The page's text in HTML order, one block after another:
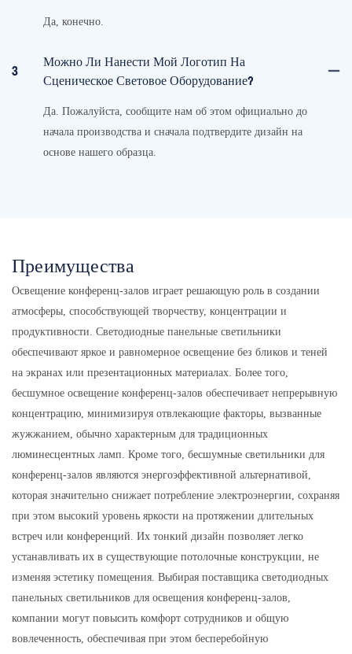
Да, конечно.
3
Можно Ли Нанести Мой Логотип На
Сценическое Световое Оборудование?
Да. Пожалуйста, сообщите нам об этом официально до
начала производства и сначала подтвердите дизайн на
основе нашего образца.
Преимущества
Освещение конференц-залов играет решающую роль в создании
атмосферы, способствующей творчеству, концентрации и
продуктивности. Светодиодные панельные светильники
обеспечивают яркое и равномерное освещение без бликов и теней
на экранах или презентационных материалах. Более того,
бесшумное освещение конференц-залов обеспечивает непрерывную
концентрацию, минимизируя отвлекающие факторы, вызванные
жужжанием, обычно характерным для традиционных
люминесцентных ламп. Кроме того, бесшумные светильники для
конференц-залов являются энергоэффективной альтернативой,
которая значительно снижает потребление электроэнергии, сохраняя
при этом высокий уровень яркости на протяжении длительных
встреч или конференций. Их тонкий дизайн позволяет легко
устанавливать их в существующие потолочные конструкции, не
изменяя эстетику помещения. Выбирая поставщика светодиодных
панельных светильников для освещения конференц-залов,
компании могут повысить комфорт сотрудников и общую
вовлеченность, обеспечивая при этом бесперебойную